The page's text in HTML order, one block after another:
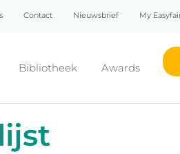
Contact Nieuwsbrief My
Bibliotheek Awards